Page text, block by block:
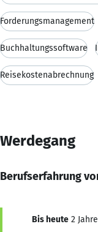
Forderungsmanagement
Buchhaltungssoftware
Reisekostenabrechnung
Werdegang
Berufserfahrung
Bis heute 2